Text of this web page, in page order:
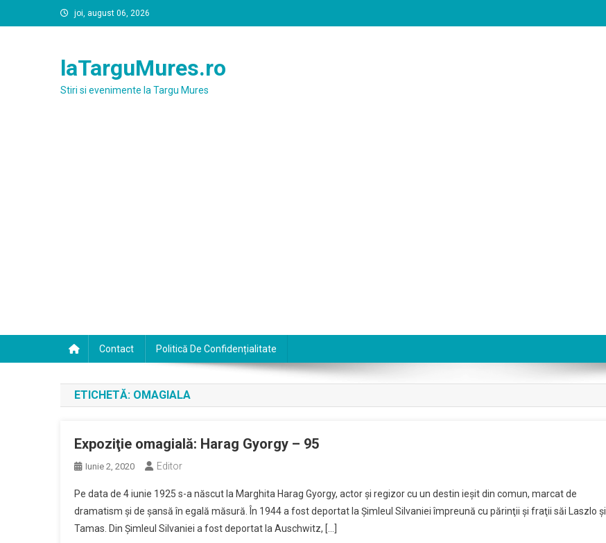
to
joi, august 06, 2026
laTarguMures.ro
Stiri si evenimente la Targu Mures
Contact Politică De Confidențialitate
ETICHETĂ: OMAGIALA
Expoziţie omagială: Harag Gyorgy – 95
Iunie 2, 2020 Editor
Pe data de 4 iunie 1925 s-a născut la Marghita Harag Gyorgy, actor şi regizor cu un destin ieşit din comun, marcat de
dramatism şi de şansă în egală măsură. În 1944 a fost deportat la Şimleul Silvaniei împreună cu părinţii şi fraţii săi Laszlo şi
Tamas. Din Şimleul Silvaniei a fost deportat la Auschwitz, […]